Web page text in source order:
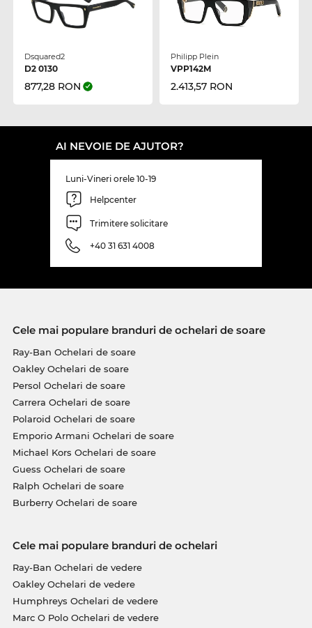
Dsquared2
D2 0130
877,28 RON
Philipp Plein
VPP142M
2.413,57 RON
AI NEVOIE DE AJUTOR?
Luni-Vineri orele 10-19
Helpcenter
Trimitere solicitare
+40 31 631 4008
Cele mai populare branduri de ochelari de soare
Ray-Ban Ochelari de soare
Oakley Ochelari de soare
Persol Ochelari de soare
Carrera Ochelari de soare
Polaroid Ochelari de soare
Emporio Armani Ochelari de soare
Michael Kors Ochelari de soare
Guess Ochelari de soare
Ralph Ochelari de soare
Burberry Ochelari de soare
Cele mai populare branduri de ochelari
Ray-Ban Ochelari de vedere
Oakley Ochelari de vedere
Humphreys Ochelari de vedere
Marc O Polo Ochelari de vedere